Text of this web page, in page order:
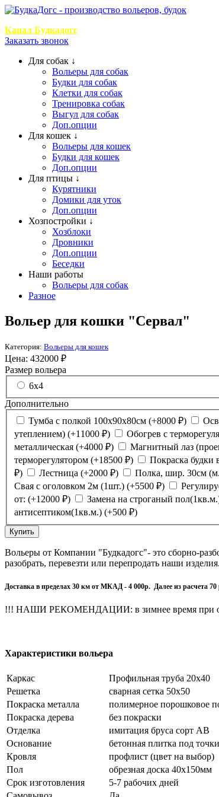
Канал Будкадогс
Заказать звонок
Для собак ↓
Вольеры для собак
Будки для собак
Клетки для собак
Тренировка собак
Выгул для собак
Доп.опции
Для кошек ↓
Вольеры для кошек
Будки для кошек
Доп.опции
Для птицы ↓
Курятники
Домики для уток
Доп.опции
Хозпостройки ↓
Хозблоки
Дровники
Доп.опции
Беседки
Наши работы
Вольеры для собак
Разное
Вольер для кошки "Сервал"
Категория: Вольеры для кошек
Цена: 432000 ₽
Размер вольера
6х4
Дополнительно
Тумба с полкой 100х90х80см (+8000 ₽)
утеплением) (+11000 ₽) Обогрев с
металлическая (+4000 ₽) Магнитный лаз
терморегулятором (+18500 ₽) Покраска будки
₽) Лестница (+2000 ₽) Полка, шир. 30см
Свая с оголовком 2м (1шт.) (+5500 ₽)
от: (+12000 ₽) Замена на строганый
антисептиком(1кв.м.) (+500 ₽)
Вольеры от Компании "Будкадогс"- это сборно-
разобрать, перевезти или перепродать наши
Доставка в пределах 30 км от МКАД - 4 000р. Далее из расчета 70
!!! НАШИ РЕКОМЕНДАЦИИ: в зимнее время при
Характеристики вольера
Каркас
Профильная труба 20х40
Решетка
сварная сетка 50х50
Покраска металла
полимерное порошковое
Покраска дерева
без покраски
Отделка
имитация бруса сорт АВ
Основание
бетонная плитка под
Кровля
профлист (цвет на выбор)
Пол
обрезная доска 40х150мм
Срок изготовления
5-7 рабочих дней